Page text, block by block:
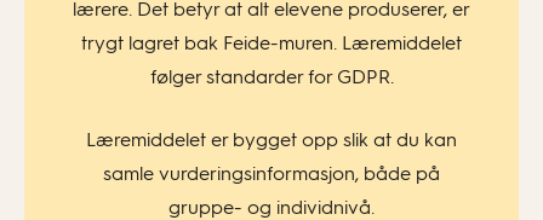
lærere. Det betyr at alt elevene produserer, er
trygt lagret bak Feide-muren. Læremiddelet
følger standarder for GDPR.
Læremiddelet er bygget opp slik at du kan
samle vurderingsinformasjon, både på
gruppe- og individnivå.